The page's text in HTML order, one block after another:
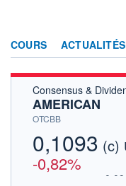
COURS ACTUALITÉS
Consensus &
AMERICAN
OTCBB
0,1093 (c)
-0,82%